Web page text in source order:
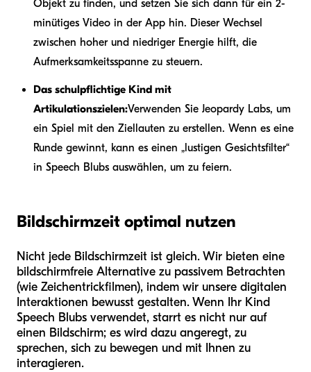
Objekt zu finden, und setzen Sie sich dann für ein 2-
minütiges Video in der App hin. Dieser Wechsel
zwischen hoher und niedriger Energie hilft, die
Aufmerksamkeitsspanne zu steuern.
Das schulpflichtige Kind mit
Artikulationszielen:Verwenden Sie Jeopardy Labs, um
ein Spiel mit den Ziellauten zu erstellen. Wenn es eine
Runde gewinnt, kann es einen „lustigen Gesichtsfilter“
in Speech Blubs auswählen, um zu feiern.
Bildschirmzeit optimal nutzen
Nicht jede Bildschirmzeit ist gleich. Wir bieten eine
bildschirmfreie Alternative zu passivem Betrachten
(wie Zeichentrickfilmen), indem wir unsere digitalen
Interaktionen bewusst gestalten. Wenn Ihr Kind
Speech Blubs verwendet, starrt es nicht nur auf
einen Bildschirm; es wird dazu angeregt, zu
sprechen, sich zu bewegen und mit Ihnen zu
interagieren.